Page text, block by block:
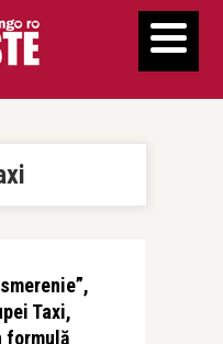
Taxi,
formulă